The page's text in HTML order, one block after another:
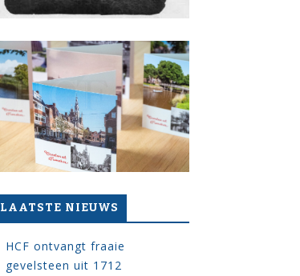
LAATSTE NIEUWS
HCF ontvangt fraaie
gevelsteen uit 1712